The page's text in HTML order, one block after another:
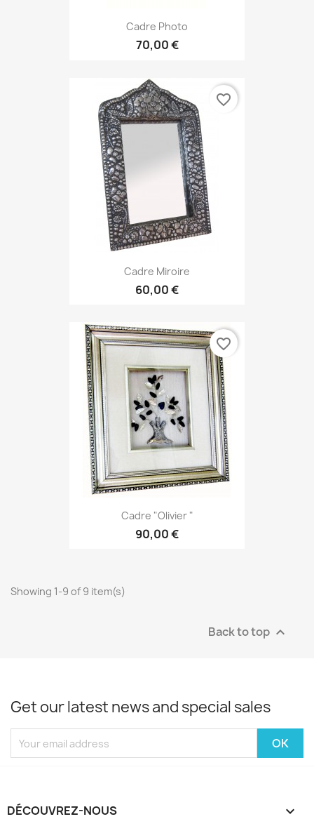
Cadre Photo
70,00 €
Cadre Miroire
60,00 €
favorite_border
Cadre "Olivier "
90,00 €
favorite_border
Showing 1-9 of 9 item(s)
Back to top 
Get our latest news and special sales
DÉCOUVREZ-NOUS 